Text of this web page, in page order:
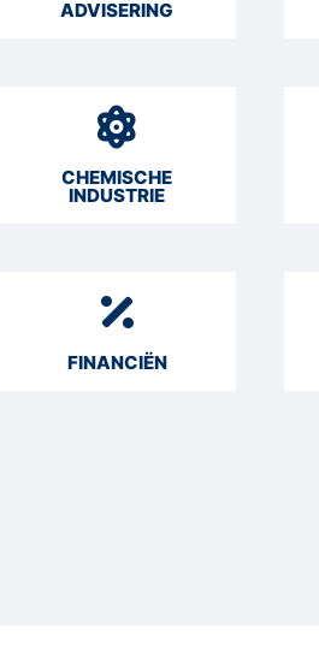
ADVISERING
CHEMISCHE
INDUSTRIE
FINANCIËN